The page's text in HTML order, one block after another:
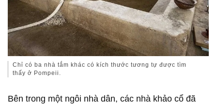
Chỉ có ba nhà tắm khác có kích thước tương tự được tìm
thấy ở Pompeii.
Bên trong một ngôi nhà dân, các nhà khảo cổ đã